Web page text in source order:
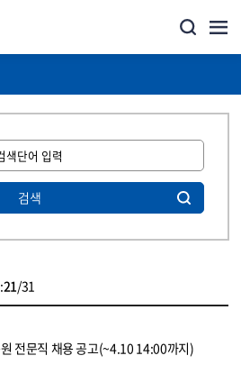
검색
21/31
전문직 채용 공고(~4.10 14:00까지)